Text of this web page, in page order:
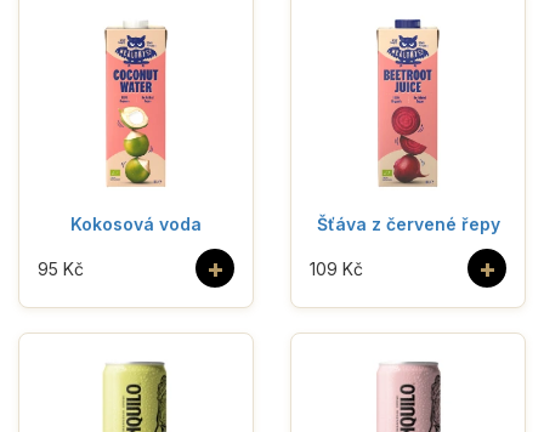
Kokosová voda
+
95 Kč
Šťáva z červené řepy
+
109 Kč